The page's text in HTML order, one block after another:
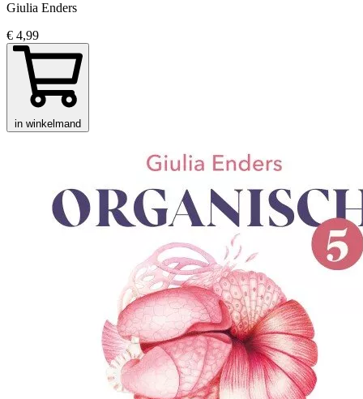
Giulia Enders
€ 4,99
in winkelmand